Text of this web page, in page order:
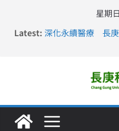
星期
Latest: 深化永續醫療 長庚
長庚科大訪凱瑟醫
仁德醫專與長庚科
長庚科大連四年穩